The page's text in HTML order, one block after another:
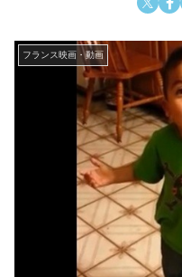
フランス映画・動画